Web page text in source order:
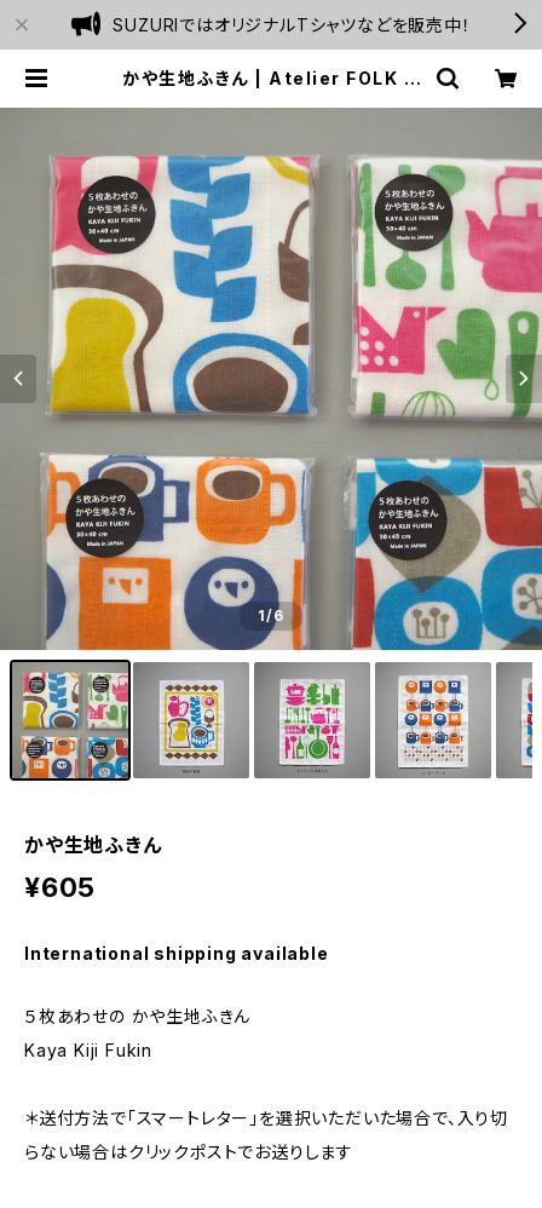
SUZURIではオリジナルTシャツなどを販売中！
かや生地ふきん | Atelier FOLK w
1/6
かや生地ふきん
¥605
International shipping available
５枚あわせの かや生地ふきん
Kaya Kiji Fukin
＊送付方法で「スマートレター」を選択いただいた場合で、入り切
らない場合はクリックポストでお送りします